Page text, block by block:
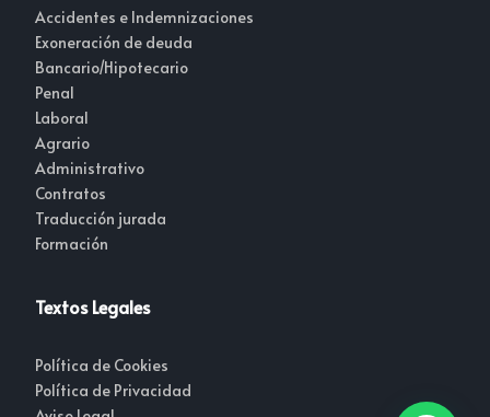
Accidentes e Indemnizaciones
Exoneración de deuda
Bancario/Hipotecario
Penal
Laboral
Agrario
Administrativo
Contratos
Traducción jurada
Formación
Textos Legales
Política de Cookies
Política de Privacidad